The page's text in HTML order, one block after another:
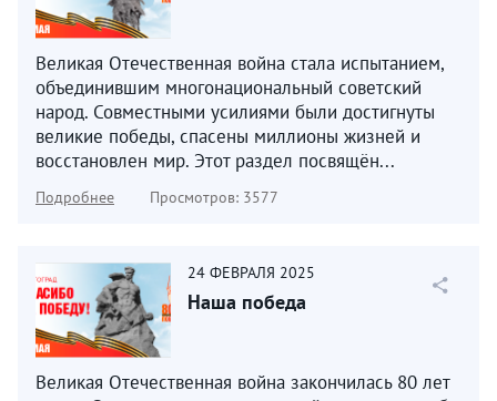
Великая Отечественная война стала испытанием,
объединившим многонациональный советский
народ. Совместными усилиями были достигнуты
великие победы, спасены миллионы жизней и
восстановлен мир. Этот раздел посвящён...
Подробнее Просмотров: 3577
24 ФЕВРАЛЯ 2025
Наша победа
Великая Отечественная война закончилась 80 лет